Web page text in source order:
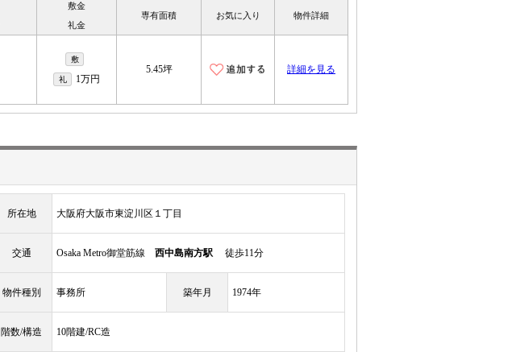
敷金
礼金
専有面積 お気に入り 物件詳細
敷
礼 1万円
5.45坪 詳細を見る
所在地 大阪府大阪市東淀川区１丁目
交通 Osaka Metro御堂筋線 西中島南方駅 徒歩11分
物件種別 事務所 築年月 1974年
階数/構造 10階建/RC造